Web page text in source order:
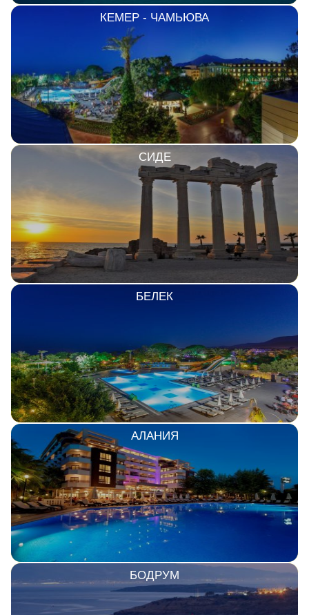
КЕМЕР - ЧАМЬЮВА
СИДЕ
БЕЛЕК
АЛАНИЯ
БОДРУМ